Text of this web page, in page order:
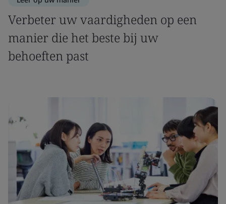
Verbeter uw vaardigheden op een
manier die het beste bij uw
behoeften past